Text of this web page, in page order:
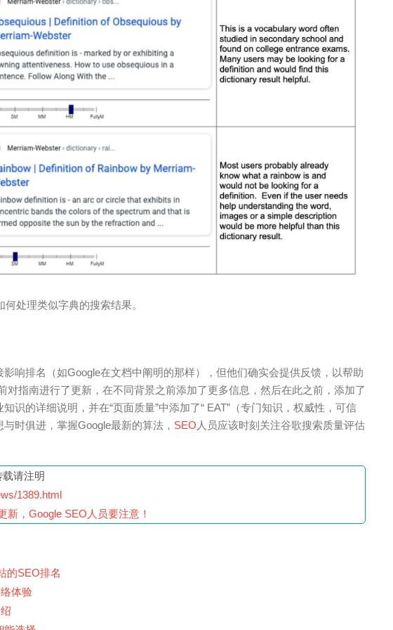
处理类似字典的搜索结果。
响排名（如Google在文档中阐明的那样），但他们确实会提供反馈，以帮助
对指南进行了更新，在不同背景之前添加了更多信息，然后在此之前，添加了
识的详细说明，并在“页面质量”中添加了“ EAT”（专门知识，权威性，可信
时俱进，掌握Google最新的算法， SEO 人员应该时刻关注谷歌搜索质量评估
请注明
1389.html
新，Google SEO人员要注意！
的SEO排名
体验